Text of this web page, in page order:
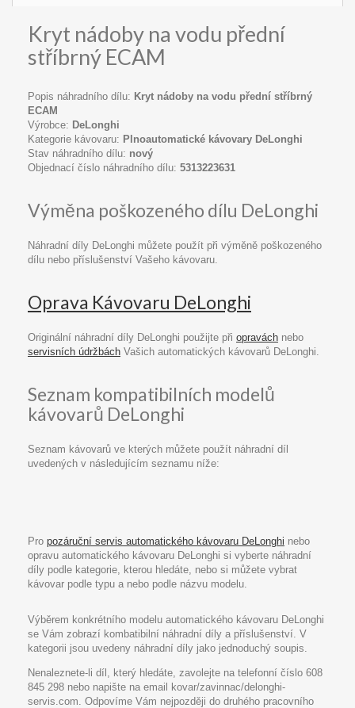
Kryt nádoby na vodu přední
stříbrný ECAM
Popis náhradního dílu: Kryt nádoby na vodu přední stříbrný
ECAM
Výrobce: DeLonghi
Kategorie kávovaru: Plnoautomatické kávovary DeLonghi
Stav náhradního dílu: nový
Objednací číslo náhradního dílu: 5313223631
Výměna poškozeného dílu DeLonghi
Náhradní díly DeLonghi můžete použít při výměně poškozeného
dílu nebo příslušenství Vašeho kávovaru.
Oprava Kávovaru DeLonghi
Originální náhradní díly DeLonghi použijte při opravách nebo
servisních údržbách Vašich automatických kávovarů DeLonghi.
Seznam kompatibilních modelů
kávovarů DeLonghi
Seznam kávovarů ve kterých můžete použít náhradní díl
uvedených v následujícím seznamu níže:
Pro pozáruční servis automatického kávovaru DeLonghi nebo
opravu automatického kávovaru DeLonghi si vyberte náhradní
díly podle kategorie, kterou hledáte, nebo si můžete vybrat
kávovar podle typu a nebo podle názvu modelu.
Výběrem konkrétního modelu automatického kávovaru DeLonghi
se Vám zobrazí kombatibilní náhradní díly a příslušenství. V
kategorii jsou uvedeny náhradní díly jako jednoduchý soupis.
Nenaleznete-li díl, který hledáte, zavolejte na telefonní číslo 608
845 298 nebo napište na email kovar/zavinnac/delonghi-
servis.com. Odpovíme Vám nejpozději do druhého pracovního